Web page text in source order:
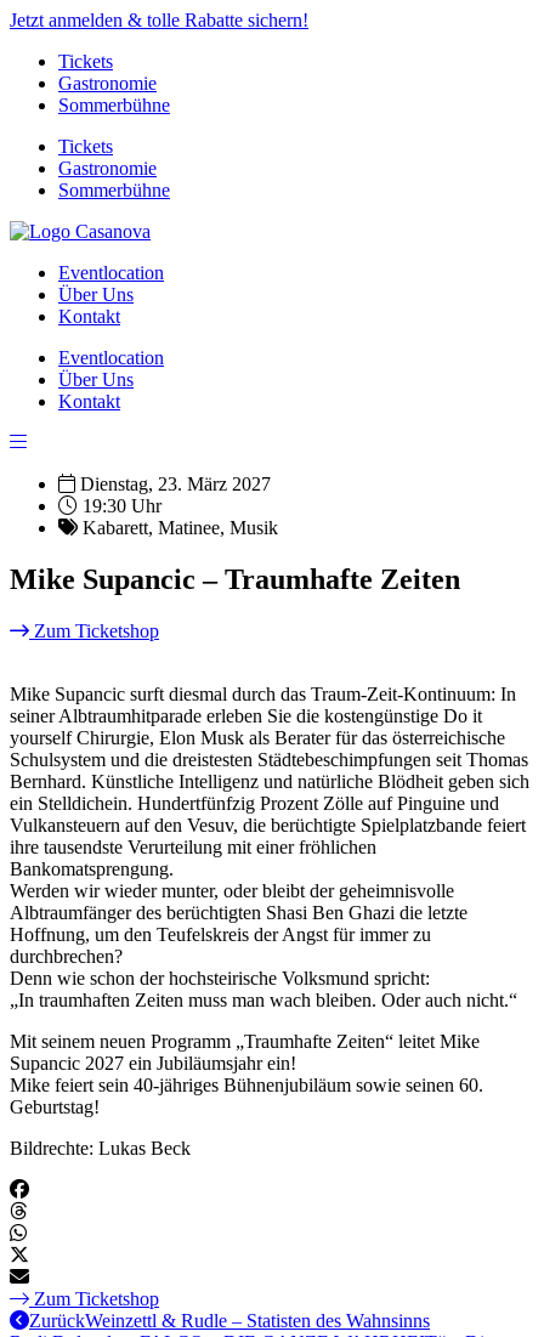
Jetzt anmelden & tolle Rabatte sichern!
Tickets
Gastronomie
Sommerbühne
Tickets
Gastronomie
Sommerbühne
Eventlocation
Über Uns
Kontakt
Eventlocation
Über Uns
Kontakt
Dienstag, 23. März 2027
19:30 Uhr
Kabarett, Matinee, Musik
Mike Supancic – Traumhafte Zeiten
Zum Ticketshop
Mike Supancic surft diesmal durch das Traum-Zeit-Kontinuum: In
seiner Albtraumhitparade erleben Sie die kostengünstige Do it
yourself Chirurgie, Elon Musk als Berater für das österreichische
Schulsystem und die dreistesten Städtebeschimpfungen seit Thomas
Bernhard. Künstliche Intelligenz und natürliche Blödheit geben sich
ein Stelldichein. Hundertfünfzig Prozent Zölle auf Pinguine und
Vulkansteuern auf den Vesuv, die berüchtigte Spielplatzbande feiert
ihre tausendste Verurteilung mit einer fröhlichen
Bankomatsprengung.
Werden wir wieder munter, oder bleibt der geheimnisvolle
Albtraumfänger des berüchtigten Shasi Ben Ghazi die letzte
Hoffnung, um den Teufelskreis der Angst für immer zu
durchbrechen?
Denn wie schon der hochsteirische Volksmund spricht:
„In traumhaften Zeiten muss man wach bleiben. Oder auch nicht.“
Mit seinem neuen Programm „Traumhafte Zeiten“ leitet Mike
Supancic 2027 ein Jubiläumsjahr ein!
Mike feiert sein 40-jähriges Bühnenjubiläum sowie seinen 60.
Geburtstag!
Bildrechte: Lukas Beck
Zum Ticketshop
ZurückWeinzettl & Rudle – Statisten des Wahnsinns